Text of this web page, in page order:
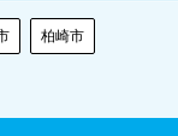
柏崎市